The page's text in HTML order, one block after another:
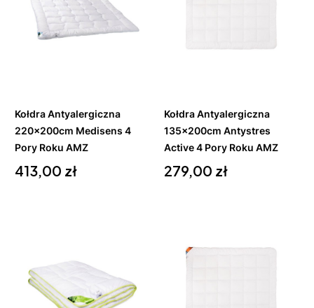
Kołdra Antyalergiczna
220x200cm Medisens 4
Pory Roku AMZ
Cena
413,00 zł
Kołdra Antyalergiczna
135x200cm Antystres
Active 4 Pory Roku AMZ
Cena
279,00 zł